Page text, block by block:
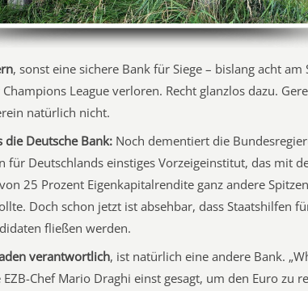
, sonst eine sichere Bank für Siege – bislang acht am
League verloren. Recht glanzlos dazu.
natürlich nicht.
die Deutsche Bank: Noch dementiert die
für Deutschlands einstiges Vorzeigeinstitut, das mit
25 Prozent Eigenkapitalrendite ganz andere
Doch schon jetzt ist absehbar, dass Staatshilfen
fließen werden.
verantwortlich, ist natürlich eine andere Bank.
EZB-Chef Mario Draghi einst gesagt, um den Euro zu